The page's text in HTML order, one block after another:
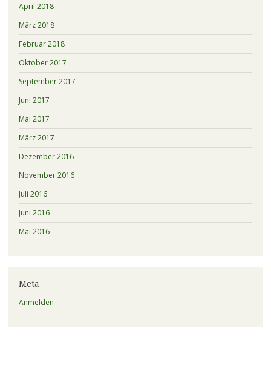
April 2018
März 2018
Februar 2018
Oktober 2017
September 2017
Juni 2017
Mai 2017
März 2017
Dezember 2016
November 2016
Juli 2016
Juni 2016
Mai 2016
Meta
Anmelden